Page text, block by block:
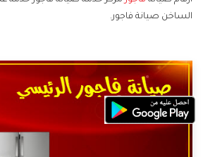
الساخن صيانة فاجور.